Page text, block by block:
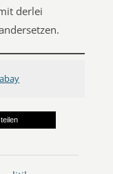
derlei
teilen